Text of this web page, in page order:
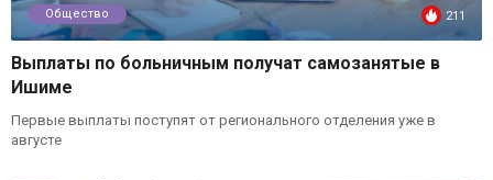
Общество 211
Выплаты по больничным получат самозанятые в
Ишиме
Первые выплаты поступят от регионального отделения уже в
августе